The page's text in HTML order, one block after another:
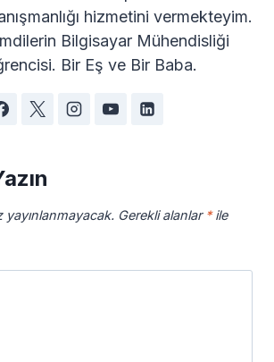
hizmetini vermekteyim.
Bilgisayar Mühendisliği
Bir Eş ve Bir Baba.
Gerekli alanlar *ile